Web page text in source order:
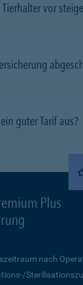
vor
guter Tarif aus?
Plus
nach